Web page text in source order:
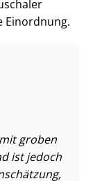
Einordnung.
groben
ist jedoch